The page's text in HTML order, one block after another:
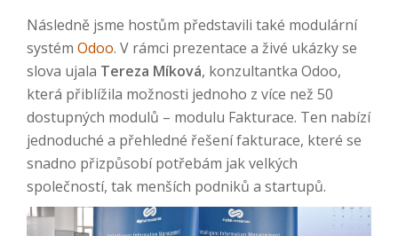
Následně jsme hostům představili také modulární
systém Odoo. V rámci prezentace a živé ukázky se
slova ujala Tereza Míková, konzultantka Odoo,
která přiblížila možnosti jednoho z více než 50
dostupných modulů – modulu Fakturace. Ten nabízí
jednoduché a přehledné řešení fakturace, které se
snadno přizpůsobí potřebám jak velkých
společností, tak menších podniků a startupů.